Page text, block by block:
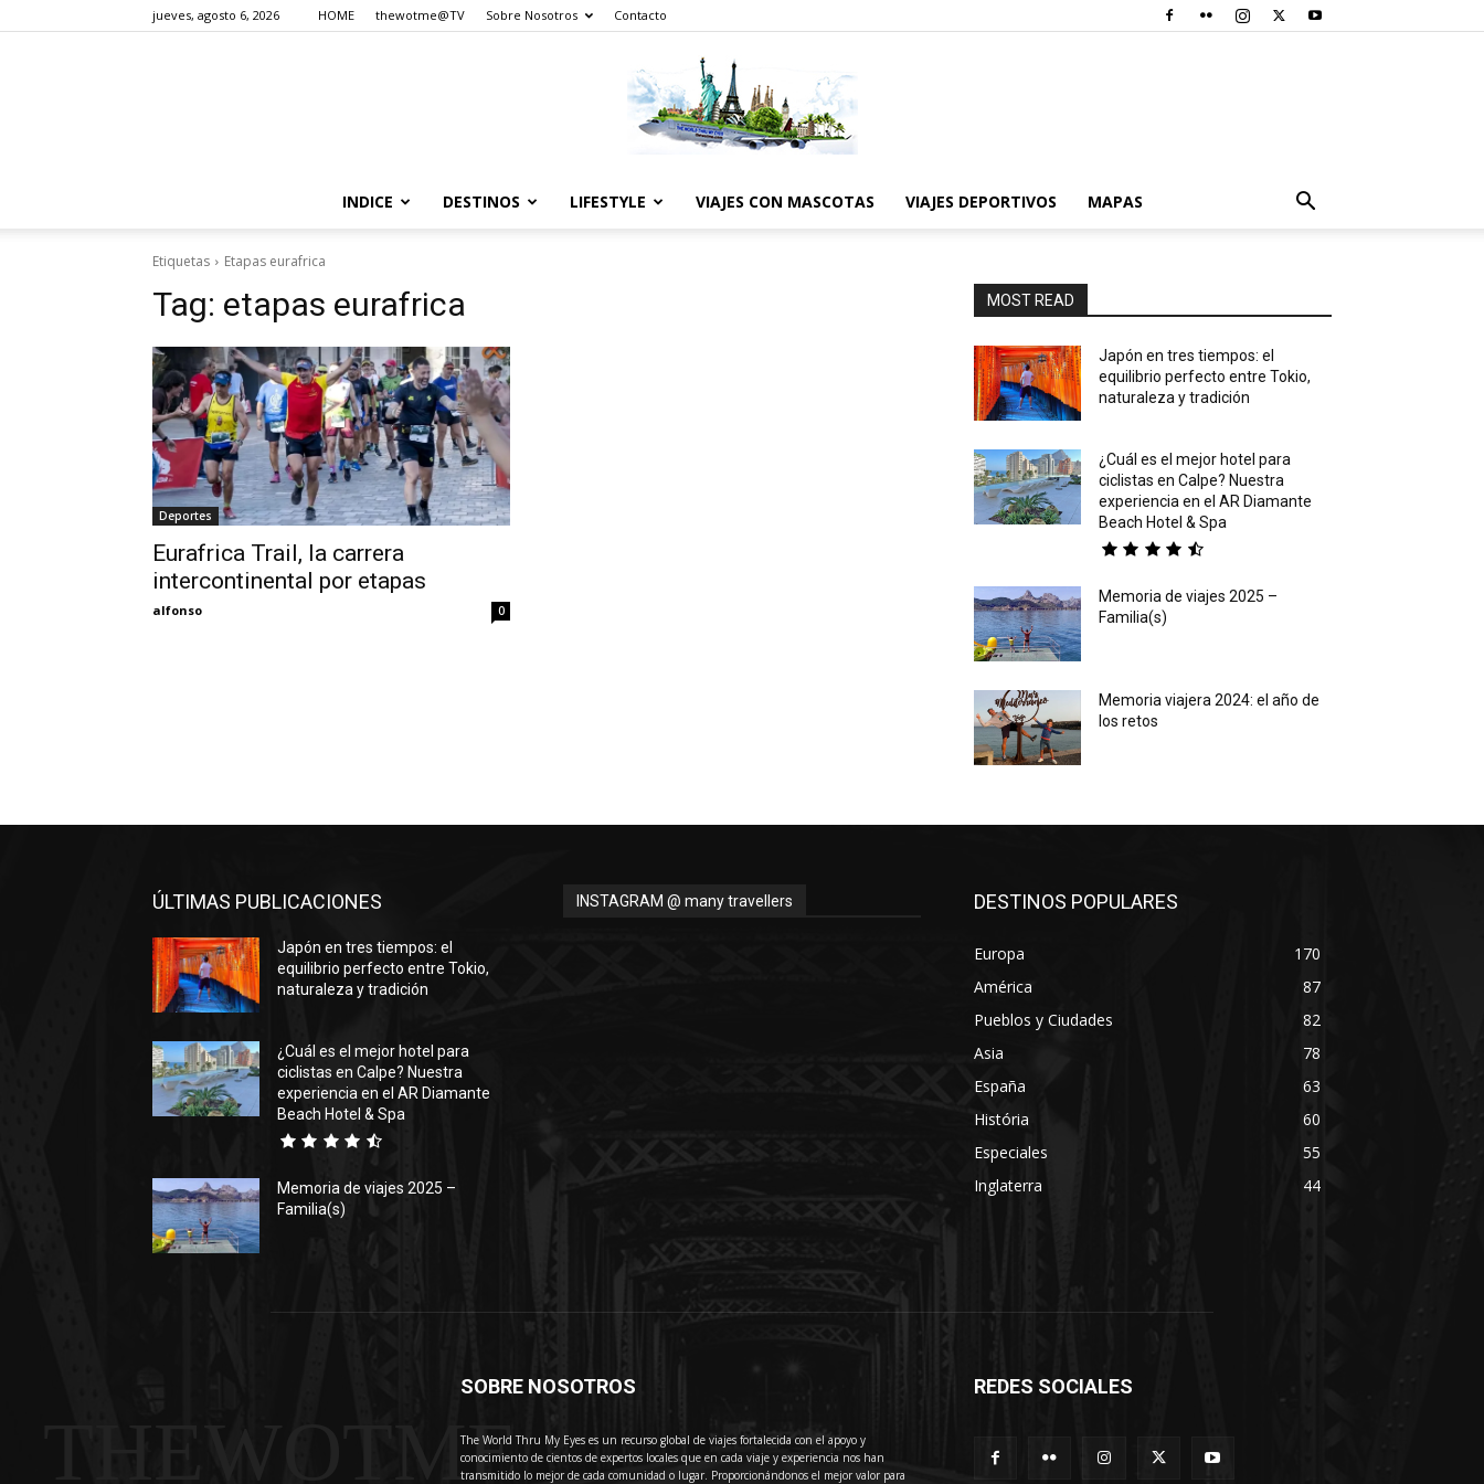
jueves, agosto 6, 2026 HOME thewotme@TV Sobre Nosotros Contacto
INDICE DESTINOS LIFESTYLE VIAJES CON MASCOTAS VIAJES DEPORTIVOS MAPAS
Etiquetas Etapas eurafrica
Tag: etapas eurafrica
Deportes
Eurafrica Trail, la carrera
intercontinental por etapas
alfonso 0
MOST READ
Japón en tres tiempos: el
equilibrio perfecto entre Tokio,
naturaleza y tradición
¿Cuál es el mejor hotel para
ciclistas en Calpe? Nuestra
experiencia en el AR Diamante
Beach Hotel & Spa
Memoria de viajes 2025 –
Familia(s)
Memoria viajera 2024: el año de
los retos
ÚLTIMAS PUBLICACIONES
Japón en tres tiempos: el
equilibrio perfecto entre Tokio,
naturaleza y tradición
¿Cuál es el mejor hotel para
ciclistas en Calpe? Nuestra
experiencia en el AR Diamante
Beach Hotel & Spa
Memoria de viajes 2025 –
Familia(s)
INSTAGRAM @ many travellers DESTINOS POPULARES
Europa
170
América
87
Pueblos y Ciudades
82
Asia
78
España
63
História
60
Especiales
55
Inglaterra
44
THEWOTME
SOBRE NOSOTROS
The World Thru My Eyes es un recurso global de viajes fortalecida con el apoyo y
conocimiento de cientos de expertos locales que en cada viaje y experiencia nos han
transmitido lo mejor de cada comunidad o lugar. Proporcionándonos el mejor valor para
REDES SOCIALES